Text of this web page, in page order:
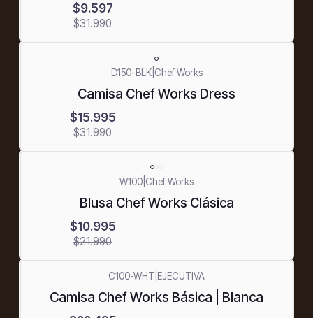
$9.597
$31.990
D150-BLK| Chef Works
Camisa Chef Works Dress
$15.995
$31.990
W100 Chef Works
Blusa Chef Works Clásica
$10.995
$21.990
OFF
C100-WHT EJECUTIVA
Camisa Chef Works Básica | Blanca